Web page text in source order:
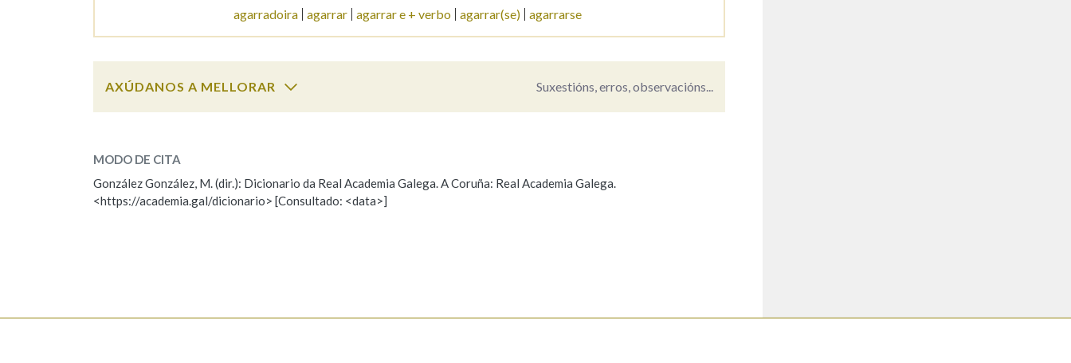
agarradoira
agarrar agarrar e + verbo agarrar(se) agarrarse
AXÚDANOS A MELLORAR Suxestións, erros, observacións...
ESCOLLE UNHA OPCIÓN:
Observación Hai un erro na palabra Propoño mellorar a definición
MODO DE CITA
González González, M. (dir.): Dicionario da Real Academia Galega. A Coruña: Real Academia Galega.
<https://academia.gal/dicionario> [Consultado: <data>]